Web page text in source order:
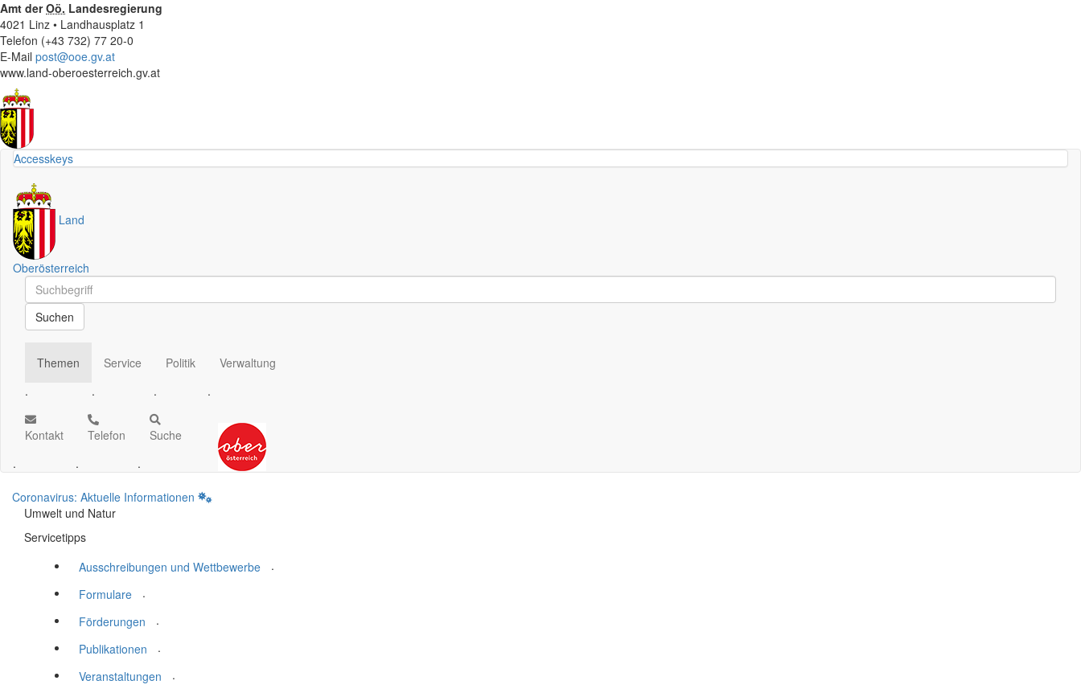
Amt derOö. Landesregierung
4021 Linz • Landhausplatz 1
Telefon (+43 732) 77 20-0
E-Mail post@ooe.gv.at
www.land-oberoesterreich.gv.at
Accesskeys
Land
Oberösterreich
Schnellsuche
Schnellsuche
Suchen
Themen
.
Service
.
Politik
.
Verwaltung
.
Kontakt
.
Telefon
.
Suche
.
Coronavirus: Aktuelle Informationen
Umwelt und Natur
Servicetipps
Ausschreibungen und Wettbewerbe
.
Formulare
.
Förderungen
.
Publikationen
.
Veranstaltungen
.